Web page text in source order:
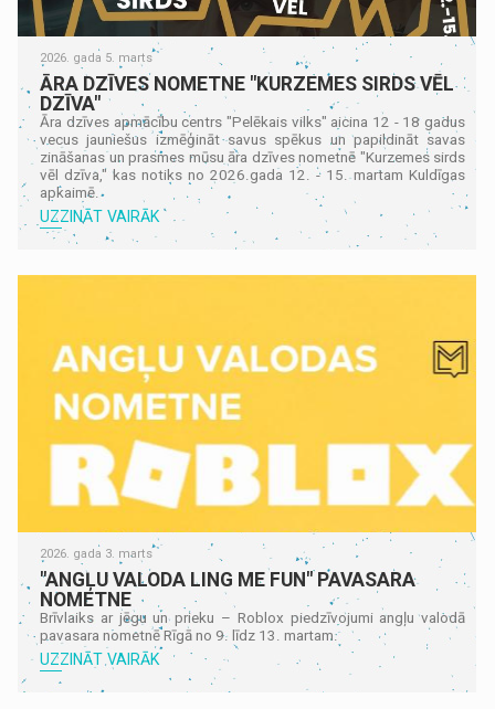
2026. gada 5. marts
ĀRA DZĪVES NOMETNE "KURZEMES SIRDS VĒL
DZĪVA"
Āra dzīves apmācību centrs "Pelēkais vilks" aicina 12 - 18 gadus
vecus jauniešus izmēģināt savus spēkus un papildināt savas
zināšanas un prasmes mūsu āra dzīves nometnē "Kurzemes sirds
vēl dzīva," kas notiks no 2026.gada 12. - 15. martam Kuldīgas
apkaimē.
UZZINĀT VAIRĀK
2026. gada 3. marts
"ANGĻU VALODA LING ME FUN" PAVASARA
NOMETNE
Brīvlaiks ar jēgu un prieku – Roblox piedzīvojumi angļu valodā
pavasara nometnē Rīgā no 9. līdz 13. martam.
UZZINĀT VAIRĀK